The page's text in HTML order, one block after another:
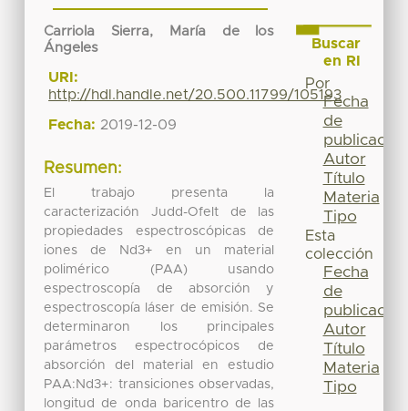
Carriola Sierra, María de los
Ángeles
URI:
http://hdl.handle.net/20.500.11799/105193
Fecha: 2019-12-09
Resumen:
El trabajo presenta la
caracterización Judd-Ofelt de las
propiedades espectroscópicas de
iones de Nd3+ en un material
polimérico (PAA) usando
espectroscopía de absorción y
espectroscopía láser de emisión. Se
determinaron los principales
parámetros espectrocópicos de
absorción del material en estudio
PAA:Nd3+: transiciones observadas,
longitud de onda baricentro de las
Buscar
en RI
Por
Fecha
de
publicación
Autor
Título
Materia
Tipo
Esta
colección
Fecha
de
publicación
Autor
Título
Materia
Tipo